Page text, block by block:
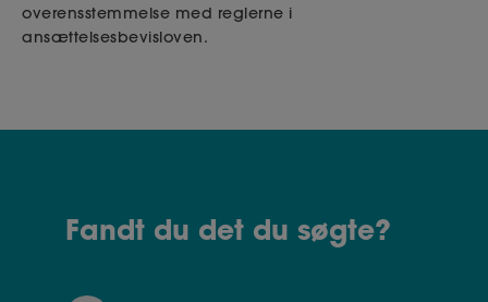
overensstemmelse med reglerne i
ansættelsesbevisloven.
Fandt du det du søgte?